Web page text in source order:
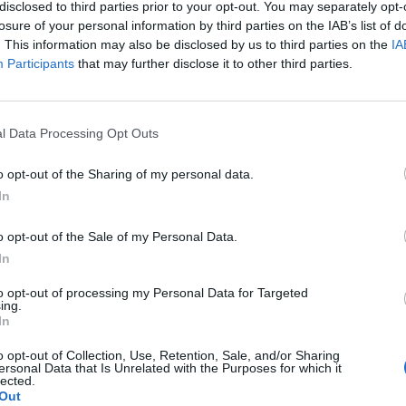
to third parties prior to your opt-out. You may separately
of your personal information by third parties on the IAB’s list of
This information may also be disclosed by us to third parties on the
Participants that may further disclose it to other third parties.
Data Processing Opt Outs
opt-out of the Sharing of my personal data.
opt-out of the Sale of my Personal Data.
opt-out of processing my Personal Data for Targeted
opt-out of Collection, Use, Retention, Sale, and/or Sharing
Data that Is Unrelated with the Purposes for which it
con il bottino, circa settantamila euro in
banca nessuno ha sentito gli spari. A far
conto di quanto accaduto solo l'arrivo
il ferito la guarda giurata in servizio
di credito che ha chiamato
il 118 e i carabinieri. Sul luogo sono
militari della compagnia di
L'uomo è stato trasportato in
codice rosso al pronto soccorso
San Giovanni Evangelista di Tivoli e lì,
i sanitari si sono presi cura di lui. Al
Sul luogo della rapina, a terra ci sono
gialli lasciati dai militari per gli
del caso e alcuni fazzoletti sporchi di
usati probabilmente per tamponare la
al comando del capitano Domenico
dando la caccia ai due rapinatori
probabilità, prima di agire avevano
Rudy Giuliani a Come States?
Trump, Meloni e la strategia
americana